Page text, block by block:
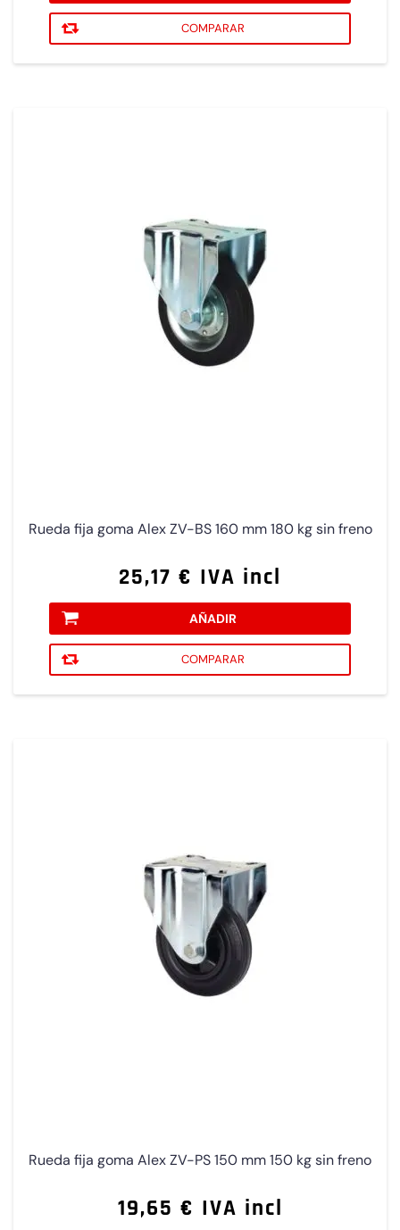
COMPARAR
Rueda fija goma Alex ZV-BS 160 mm 180 kg sin freno
25,17 € IVA incl
AÑADIR
COMPARAR
Rueda fija goma Alex ZV-PS 150 mm 150 kg sin freno
19,65 € IVA incl